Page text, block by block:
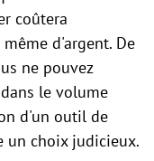
coûtera
d'argent. De
ne pouvez
le volume
d'un outil de
choix judicieux.